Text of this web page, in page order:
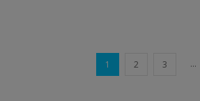
1 2 3 ...